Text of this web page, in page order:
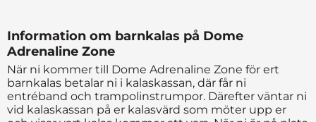
Information om barnkalas på Dome
Adrenaline Zone
När ni kommer till Dome Adrenaline Zone för ert
barnkalas betalar ni i kalaskassan, där får ni
entréband och trampolinstrumpor. Därefter väntar ni
vid kalaskassan på er kalasvärd som möter upp er